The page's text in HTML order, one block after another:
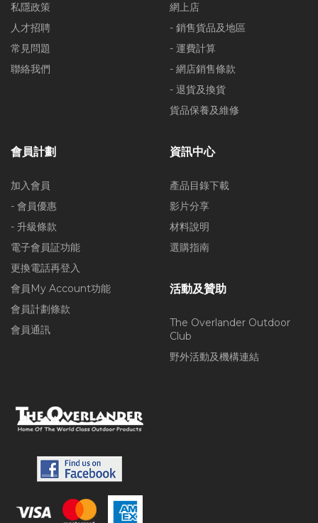
私隱政策
人才招聘
常見問題
聯絡我們
網上店
- 銷售貨品及地區
- 運費計算
- 網店銷售條款
- 退貨及換貨
貨品保養及維修
會員計劃
加入會員
- 會員優惠
- 升級條款
電子會員証功能
更換電話再登入
會員My Account功能
會員計劃條款
會員通訊
資訊中心
產品目錄下載
影片分享
材料說明
選購指南
活動及贊助
The Overlander Outdoor
Club
野外活動及機構連結